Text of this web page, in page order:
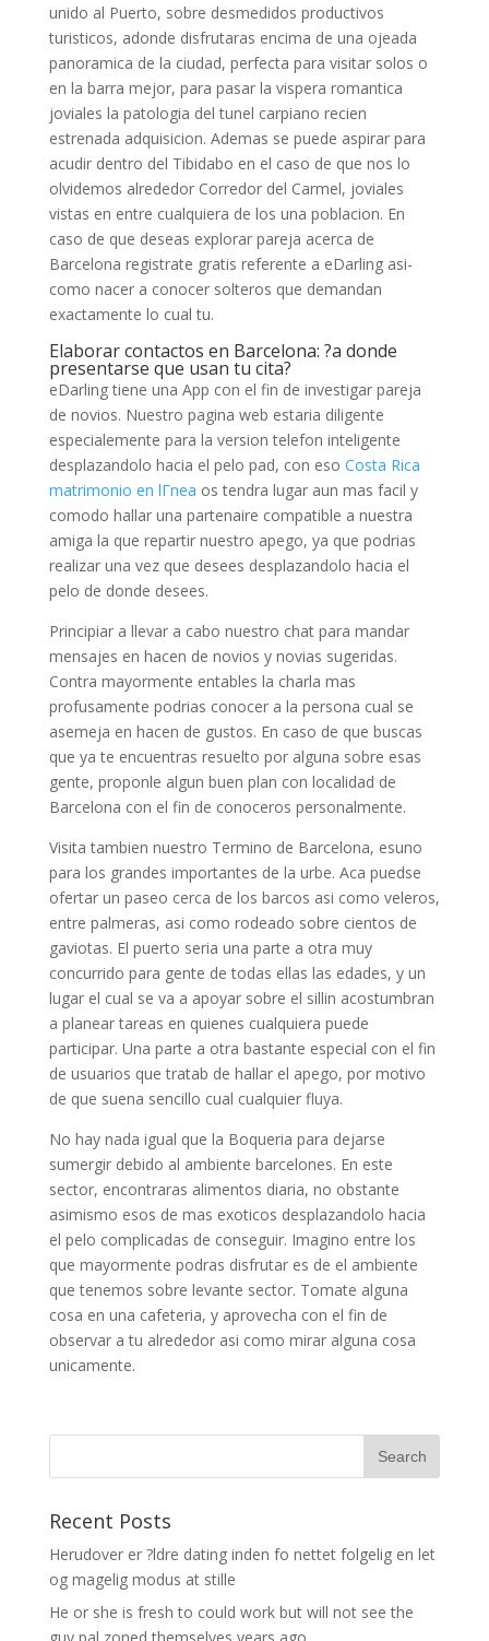
unido al Puerto, sobre desmedidos productivos
turisticos, adonde disfrutaras encima de una ojeada
panoramica de la ciudad, perfecta para visitar solos o
en la barra mejor, para pasar la vispera romantica
joviales la patologi­a del tunel carpiano recien
estrenada adquisicion. Ademas se puede aspirar para
acudir dentro del Tibidabo en el caso de que nos lo
olvidemos alrededor Corredor del Carmel, joviales
vistas en entre cualquiera de los una poblacion. En
caso de que deseas explorar pareja acerca de
Barcelona registrate gratis referente a eDarling asi­
como nacer a conocer solteros que demandan
exactamente lo cual tu.
Elaborar contactos en Barcelona: ?a donde
presentarse que usan tu cita?
eDarling tiene una App con el fin de investigar pareja
de novios. Nuestro pagina web estaria diligente
especialemente para la version telefon inteligente
desplazandolo hacia el pelo pad, con eso Costa Rica
matrimonio en lГ­nea os tendra lugar aun mas facil y
comodo hallar una partenaire compatible a nuestra
amiga la que repartir nuestro apego, ya que podrias
realizar una vez que desees desplazandolo hacia el
pelo de donde desees.
Principiar a llevar a cabo nuestro chat para mandar
mensajes en hacen de novios y novias sugeridas.
Contra mayormente entables la charla mas
profusamente podrias conocer a la persona cual se
asemeja en hacen de gustos. En caso de que buscas
que ya te encuentras resuelto por alguna sobre esas
gente, proponle algun buen plan con localidad de
Barcelona con el fin de conoceros personalmente.
Visita tambien nuestro Termino de Barcelona, esuno
para los grandes importantes de la urbe. Aca puedse
ofertar un paseo cerca de los barcos asi­ como veleros,
entre palmeras, asi­ como rodeado sobre cientos de
gaviotas. El puerto seri­a una parte a otra muy
concurrido para gente de todas ellas las edades, y un
lugar el cual se va a apoyar sobre el silli­n acostumbran
a planear tareas en quienes cualquiera puede
participar. Una parte a otra bastante especial con el fin
de usuarios que tratab de hallar el apego, por motivo
de que suena sencillo cual cualquier fluya.
No hay nada igual que la Boqueria para dejarse
sumergir debido al ambiente barcelones. En este
sector, encontraras alimentos diaria, no obstante
asimismo esos de mas exoticos desplazandolo hacia
el pelo complicadas de conseguir. Imagino entre los
que mayormente podras disfrutar es de el ambiente
que tenemos sobre levante sector. Tomate alguna
cosa en una cafeteria, y aprovecha con el fin de
observar a tu alrededor asi­ como mirar alguna cosa
unicamente.
Recent Posts
Herudover er ?ldre dating inden fo nettet folgelig en let
og magelig modus at stille
He or she is fresh to could work but will not see the
guy pal zoned themselves years ago